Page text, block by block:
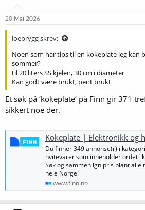
a
r
t
e
a
o
20 Mai 2026
loebrygg skrev:
Noen som har tips til en kokeplate jeg kan
sommer?
til 20 liters SS kjelen, 30 cm i diameter
Kan godt være brukt, pent brukt
Et søk på ‘kokeplate’ på Finn gir 371
sikkert noe der.
Kokeplate | Elektronikk og
Du finner 349 annonse(r) i
hvitevarer som inneholder ordet
Søk og sammenlign pris blant alle
hele Norge!
www.finn.no